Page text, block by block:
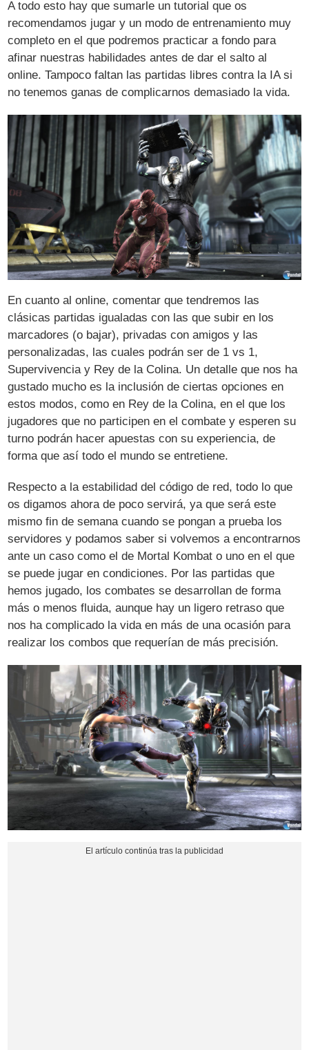
A todo esto hay que sumarle un tutorial que os
recomendamos jugar y un modo de entrenamiento muy
completo en el que podremos practicar a fondo para
afinar nuestras habilidades antes de dar el salto al
online. Tampoco faltan las partidas libres contra la IA si
no tenemos ganas de complicarnos demasiado la vida.
En cuanto al online, comentar que tendremos las
clásicas partidas igualadas con las que subir en los
marcadores (o bajar), privadas con amigos y las
personalizadas, las cuales podrán ser de 1 vs 1,
Supervivencia y Rey de la Colina. Un detalle que nos ha
gustado mucho es la inclusión de ciertas opciones en
estos modos, como en Rey de la Colina, en el que los
jugadores que no participen en el combate y esperen su
turno podrán hacer apuestas con su experiencia, de
forma que así todo el mundo se entretiene.
Respecto a la estabilidad del código de red, todo lo que
os digamos ahora de poco servirá, ya que será este
mismo fin de semana cuando se pongan a prueba los
servidores y podamos saber si volvemos a encontrarnos
ante un caso como el de Mortal Kombat o uno en el que
se puede jugar en condiciones. Por las partidas que
hemos jugado, los combates se desarrollan de forma
más o menos fluida, aunque hay un ligero retraso que
nos ha complicado la vida en más de una ocasión para
realizar los combos que requerían de más precisión.